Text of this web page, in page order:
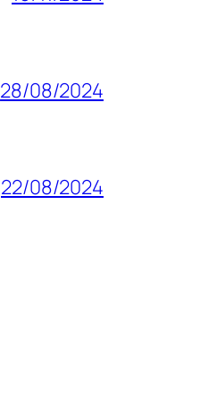
28/08/2024
22/08/2024